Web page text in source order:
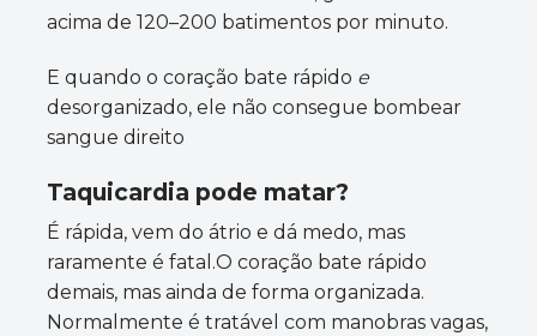
acima de 120–200 batimentos por minuto.
E quando o coração bate rápido e
desorganizado, ele não consegue bombear
sangue direito
Taquicardia pode matar?
É rápida, vem do átrio e dá medo, mas
raramente é fatal.O coração bate rápido
demais, mas ainda de forma organizada.
Normalmente é tratável com manobras vagas,